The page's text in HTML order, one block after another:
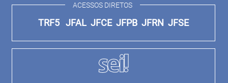
ACESSOS DIRETOS
TRF5 JFAL JFCE JFPB JFRN JFSE